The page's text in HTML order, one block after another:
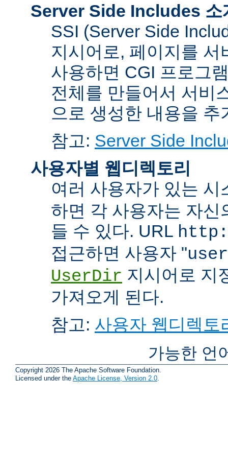
Server Side Includes 소
SSI (Server Side
지시어로, 페이지를
사용하면 CGI 프로그
전체를 만들어서 서비
으로 생성한 내용을 추
참고: Server Side
사용자별 웹디렉토리
여러 사용자가 있는
하면 각 사용자는 자
들 수 있다. URL
접근하면 사용자 "
UserDir 지시어로 지
가져오게 된다.
참고: 사용자 웹디렉토
가능한 언
Copyright 2026 The Apache Software Foundation.
Licensed under the Apache License, Version 2.0.